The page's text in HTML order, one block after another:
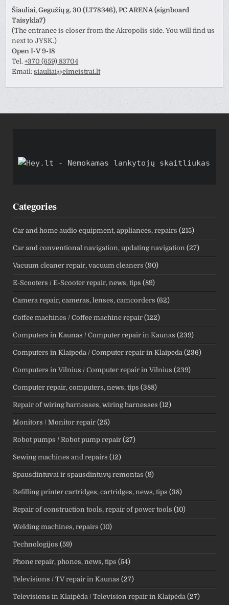
Šiauliai, Gegužių g. 30 (LT78346), PC ARENA (signboard
Taisykla7)
(The entrance is closer from the Akropolis side. You will find us
next to JYSK.)
Open I-V 9-18
Tel.+370 (659) 83704
Email:siauliai@elmeistrai.lt
Categories
Car and home audio equipment, appliances, repairs (215)
Car and conventional navigation, updating navigation (27)
Vacuum cleaner repair, vacuum cleaners (90)
E-Scooters / E-Scooter repair, news, tips (89)
Camera repair, cameras, lenses, camcorders (62)
Coffee machines / Coffee machine repair (122)
Computers in Kaunas / Computer repair in Kaunas (239)
Computers in Klaipeda / Computer repair in Klaipeda (236)
Computers in Vilnius / Computer repair in Vilnius (239)
Computer repair, computers, news, tips (388)
Repair of wiring harnesses, wiring harnesses (12)
Monitors / Monitor repair (25)
Robot pumps / Robot pump repair (27)
Sewing machines and repairs (12)
Spausdintuvai ir spausdintuvų remontas (9)
Refilling printer cartridges, cartridges, news, tips (38)
Repair of construction tools, repair of power tools (10)
Welding machines, repairs (10)
Technologijos (59)
Phone repair, phones, news, tips (54)
Televisions / TV repair in Kaunas (27)
Televisions in Klaipėda / Television repair in Klaipėda (27)